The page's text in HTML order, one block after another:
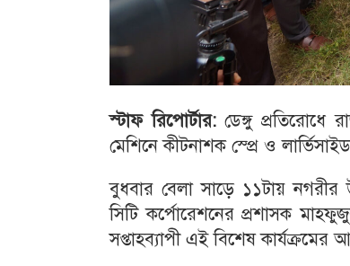
স্টাফ রিপোর্টার:ডেঙ্গু প্রতিরোধে
মেশিনে কীটনাশক স্প্রে ও
বুধবার বেলা সাড়ে ১১টায় নগরীর
সিটি কর্পোরেশনের প্রশাসক
সপ্তাহব্যাপী এই বিশেষ কার্যক্রমের